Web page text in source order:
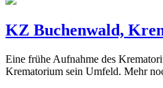
KZ Buchenwald,
Eine frühe Aufnahme des
Krematorium sein Umfeld. Mehr